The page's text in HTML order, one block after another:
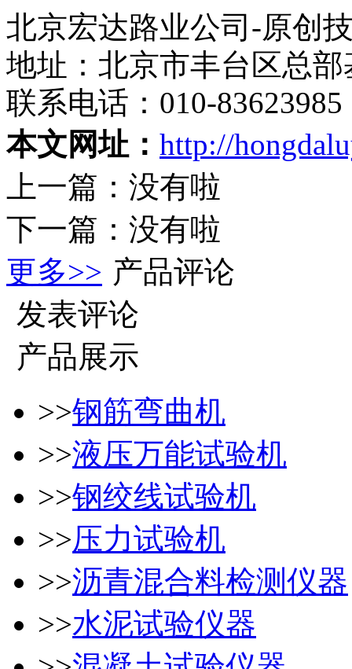
北京宏达路业公司-原创
地址：北京市丰台区总
联系电话：010-83623985
本文网址： http://
上一篇：没有啦
下一篇：没有啦
更多>> 产品评论
发表评论
产品展示
>>钢筋弯曲机
>>液压万能试验机
>>钢绞线试验机
>>压力试验机
>>沥青混合料检测仪器
>>水泥试验仪器